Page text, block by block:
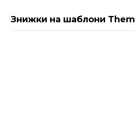
Знижки на шаблони